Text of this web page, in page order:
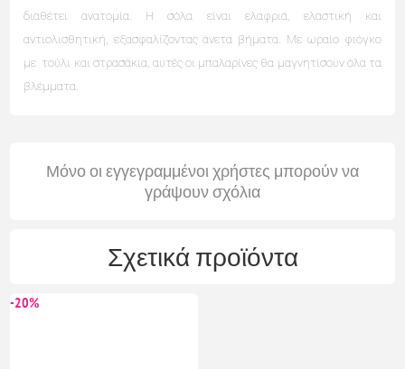
διαθέτει ανατομία. Η σόλα είναι ελαφριά, ελαστική και
αντιολισθητική, εξασφαλίζοντας άνετα βήματα. Με ωραίο φιόγκο
με τούλι και στρασάκια, αυτές οι μπαλαρίνες θα μαγνητίσουν όλα τα
βλέμματα.
Μόνο οι εγγεγραμμένοι χρήστες μπορούν να
γράψουν σχόλια
Σχετικά προϊόντα
-20%